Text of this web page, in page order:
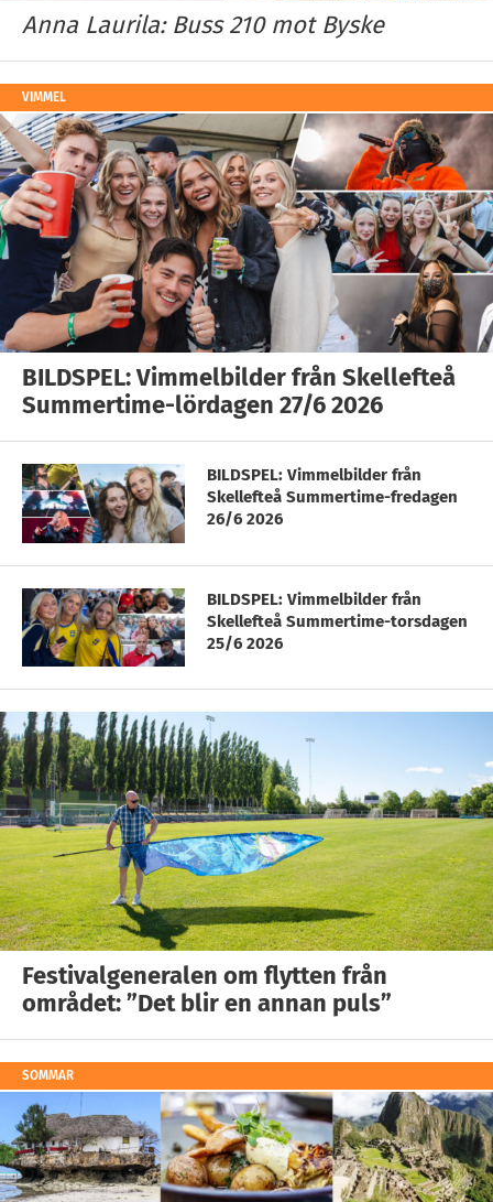
Anna Laurila: Buss 210 mot Byske
VIMMEL
BILDSPEL: Vimmelbilder från Skellefteå
Summertime-lördagen 27/6 2026
BILDSPEL: Vimmelbilder från
Skellefteå Summertime-fredagen
26/6 2026
BILDSPEL: Vimmelbilder från
Skellefteå Summertime-torsdagen
25/6 2026
Festivalgeneralen om flytten från
området: ”Det blir en annan puls”
SOMMAR